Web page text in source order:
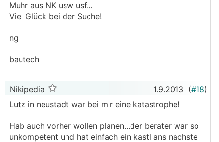
Muhr aus NK usw usf...
Viel Glück bei der Suche!
ng
bautech
Nikipedia 1.9.2013 (#18)
Lutz in neustadt war bei mir eine katastrophe!
Hab auch vorher wollen planen...der berater war so
unkompetent und hat einfach ein kastl ans nachste